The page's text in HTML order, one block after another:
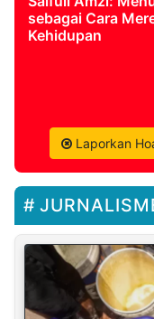
sebagai Cara
Kehidupan
Laporkan